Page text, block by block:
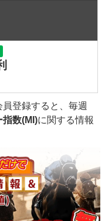
登録すると、毎週
指数(MI)に関する情報